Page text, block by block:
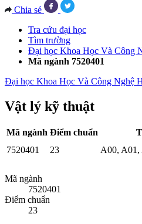
Chia sẻ
Tra cứu đại học
Tìm trường
Đại học Khoa Học Và Công
Mã ngành 7520401
Đại học Khoa Học Và Công Nghệ
Vật lý kỹ thuật
Mã ngành Điểm chuẩn
7520401
23 A00, A01,
Mã ngành
7520401
Điểm chuẩn
23